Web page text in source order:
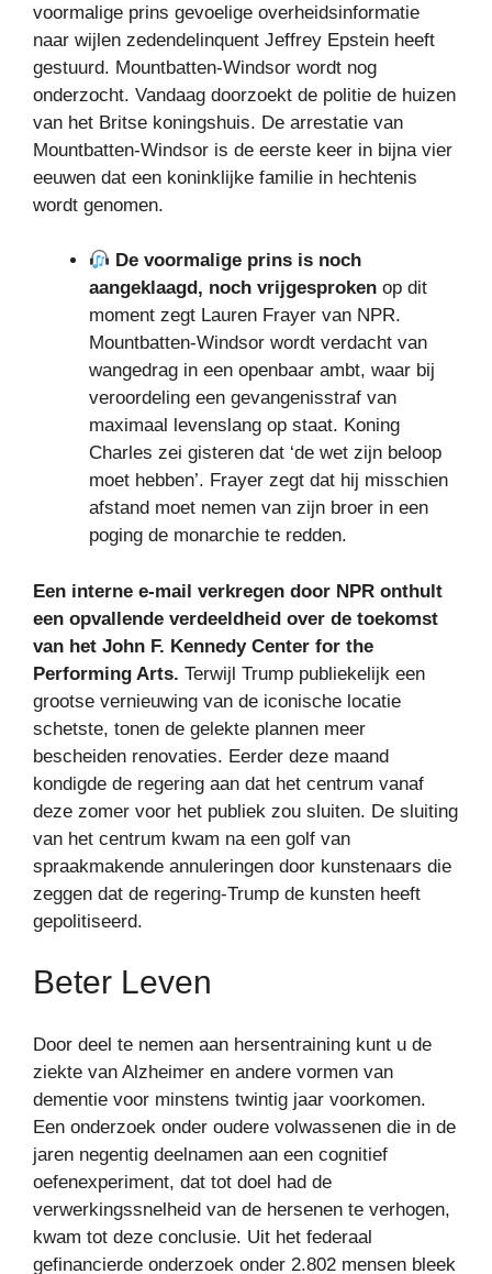
voormalige prins gevoelige overheidsinformatie
naar wijlen zedendelinquent Jeffrey Epstein heeft
gestuurd. Mountbatten-Windsor wordt nog
onderzocht. Vandaag doorzoekt de politie de huizen
van het Britse koningshuis. De arrestatie van
Mountbatten-Windsor is de eerste keer in bijna vier
eeuwen dat een koninklijke familie in hechtenis
wordt genomen.
De voormalige prins is noch
aangeklaagd, noch vrijgesproken op dit
moment zegt Lauren Frayer van NPR.
Mountbatten-Windsor wordt verdacht van
wangedrag in een openbaar ambt, waar bij
veroordeling een gevangenisstraf van
maximaal levenslang op staat. Koning
Charles zei gisteren dat ‘de wet zijn beloop
moet hebben’. Frayer zegt dat hij misschien
afstand moet nemen van zijn broer in een
poging de monarchie te redden.
Een interne e-mail verkregen door NPR onthult
een opvallende verdeeldheid over de toekomst
van het John F. Kennedy Center for the
Performing Arts. Terwijl Trump publiekelijk een
grootse vernieuwing van de iconische locatie
schetste, tonen de gelekte plannen meer
bescheiden renovaties. Eerder deze maand
kondigde de regering aan dat het centrum vanaf
deze zomer voor het publiek zou sluiten. De sluiting
van het centrum kwam na een golf van
spraakmakende annuleringen door kunstenaars die
zeggen dat de regering-Trump de kunsten heeft
gepolitiseerd.
Beter Leven
Door deel te nemen aan hersentraining kunt u de
ziekte van Alzheimer en andere vormen van
dementie voor minstens twintig jaar voorkomen.
Een onderzoek onder oudere volwassenen die in de
jaren negentig deelnamen aan een cognitief
oefenexperiment, dat tot doel had de
verwerkingssnelheid van de hersenen te verhogen,
kwam tot deze conclusie. Uit het federaal
gefinancierde onderzoek onder 2.802 mensen bleek